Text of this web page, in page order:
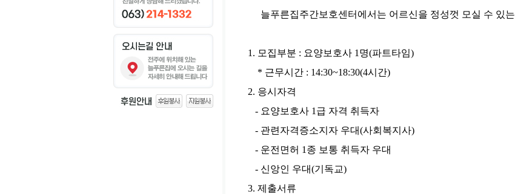
늘푸른집주간보호센터에서는 어르신을 정성껏 모실 수 있는
1. 모집부분 : 요양보호사 1명(파트타임)
* 근무시간 : 14:30~18:30(4시간)
2. 응시자격
- 요양보호사 1급 자격 취득자
- 관련자격증소지자 우대(사회복지사)
- 운전면허 1종 보통 취득자 우대
- 신앙인 우대(기독교)
3. 제출서류